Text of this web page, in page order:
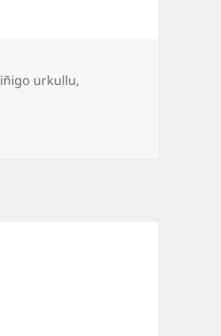
iñigo urkullu,